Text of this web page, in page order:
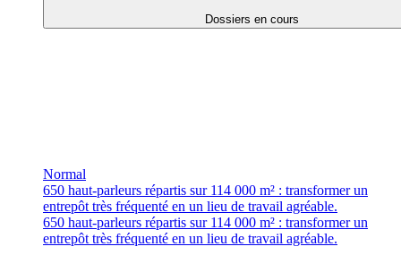
Dossiers en cours
Normal
650 haut-parleurs répartis sur 114 000 m² : transformer un
entrepôt très fréquenté en un lieu de travail agréable.
650 haut-parleurs répartis sur 114 000 m² : transformer un
entrepôt très fréquenté en un lieu de travail agréable.